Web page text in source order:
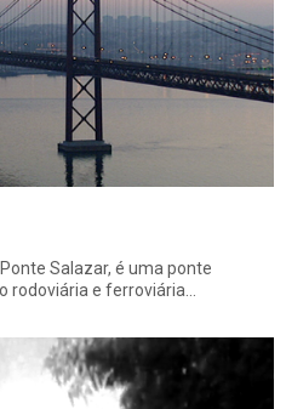
Salazar, é uma ponte
rodoviária e ferroviária…